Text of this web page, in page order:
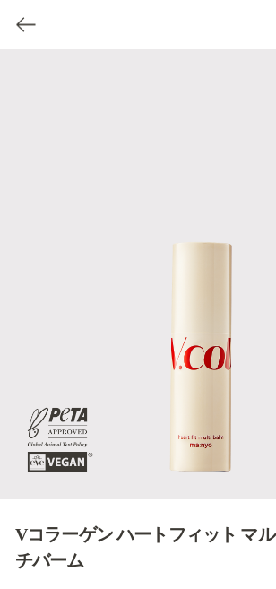
Vコラーゲン ハートフィット マル
チバーム